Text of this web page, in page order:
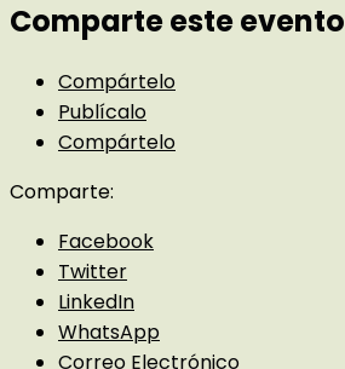
Comparte este evento
Compártelo
Publícalo
Compártelo
Comparte:
Facebook
Twitter
LinkedIn
WhatsApp
Correo Electrónico